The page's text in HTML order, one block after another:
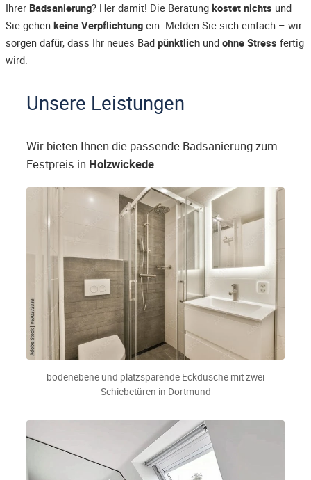
Ihrer Badsanierung? Her damit! Die Beratung kostet nichts und
Sie gehen keine Verpflichtung ein. Melden Sie sich einfach – wir
sorgen dafür, dass Ihr neues Bad pünktlich und ohne Stress fertig
wird.
Unsere Leistungen
Wir bieten Ihnen die passende Badsanierung zum
Festpreis in Holzwickede.
bodenebene und platzsparende Eckdusche mit zwei
Schiebetüren in Dortmund